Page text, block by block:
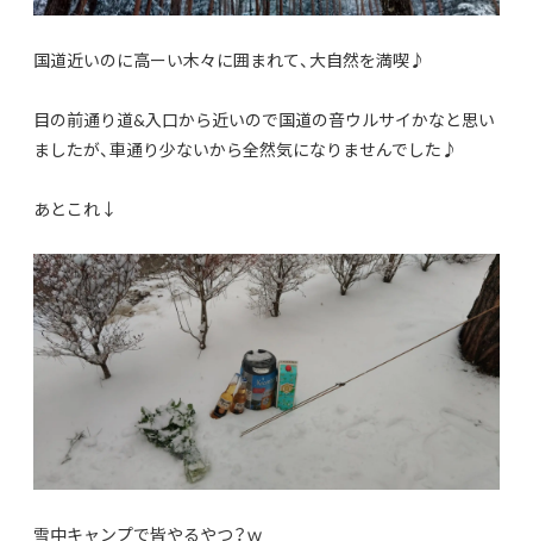
国道近いのに高ーい木々に囲まれて、大自然を満喫♪
目の前通り道&入口から近いので国道の音ウルサイかなと思い
ましたが、車通り少ないから全然気になりませんでした♪
あとこれ↓
雪中キャンプで皆やるやつ？ｗ